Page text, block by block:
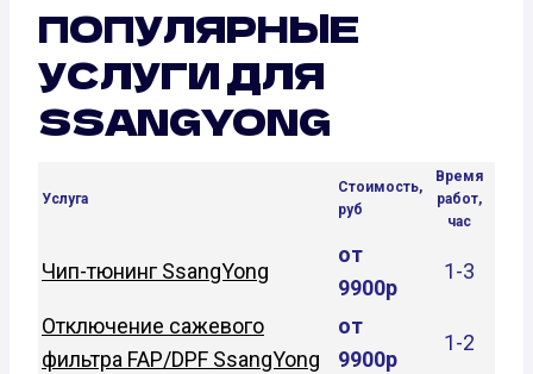
ПОПУЛЯРНЫЕ
УСЛУГИ ДЛЯ
SSANGYONG
Услуга
Стоимость,
руб
Время
работ,
час
Чип-тюнинг SsangYong
от
9900р
1-3
Отключение сажевого
фильтра FAP/DPF SsangYong
от
9900р
1-2